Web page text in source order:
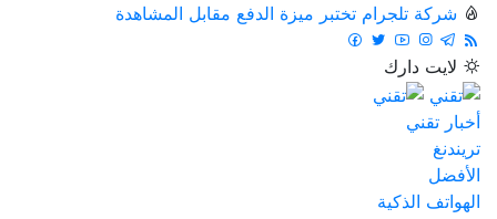
شركة تلجرام تختبر ميزة الدفع مقابل المشاهدة
لايت دارك
أخبار تقني
تريندنغ
الأفضل
الهواتف الذكية